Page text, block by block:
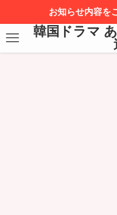
お知らせ内容を
韓国ドラマ